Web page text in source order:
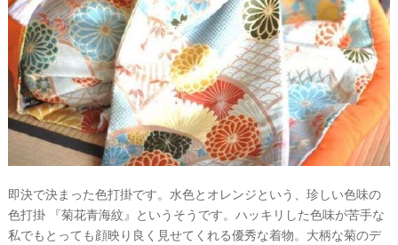
即決で決まった色打掛です。水色とオレンジという、珍しい色味の
色打掛 『菊花青海紋』というそうです。ハッキリした色味が苦手な
私でもとっても顔映り良く見せてくれる優秀な着物。大柄な菊のデ